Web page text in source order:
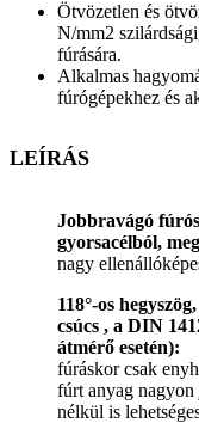
Ötvözetlen és
N/mm2
fúrására.
Alkalmas
fúrógépekhez és
LEÍRÁS
Jobbravágó
gyorsacélból,
nagy
118°-os
csúcs , a DIN
átmérő esetén):
fúráskor csak
fúrt anyag nagyon
nélkül is